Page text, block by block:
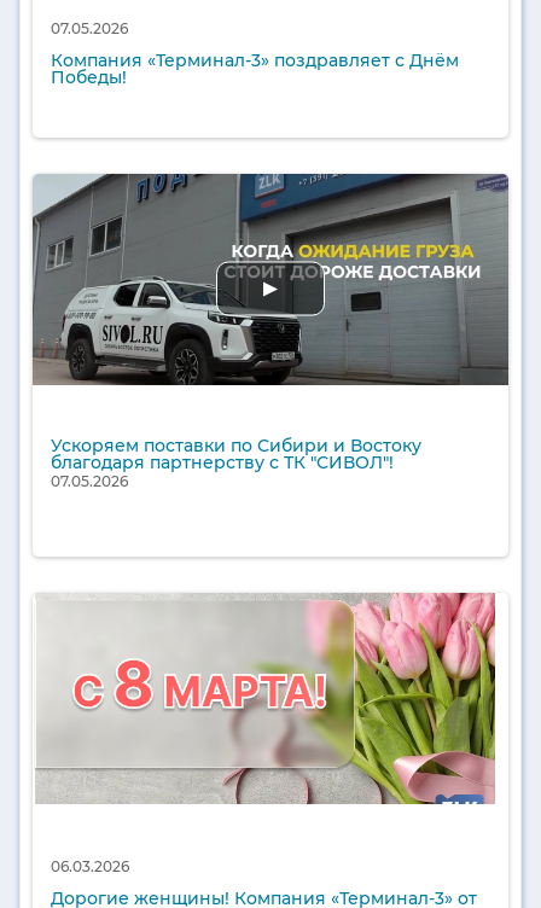
07.05.2026
Компания «Терминал-3» поздравляет с Днём
Победы!
Ускоряем поставки по Сибири и Востоку
благодаря партнерству с ТК "СИВОЛ"!
07.05.2026
06.03.2026
Дорогие женщины! Компания «Терминал-3» от